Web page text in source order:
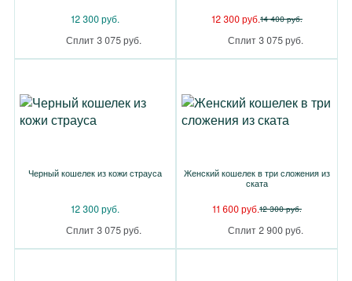
12 300 руб.
Сплит 3 075 руб.
12 300 руб.14 400 руб.
Сплит 3 075 руб.
Черный кошелек из кожи страуса
12 300 руб.
Сплит 3 075 руб.
Женский кошелек в три сложения из
ската
11 600 руб.12 300 руб.
Сплит 2 900 руб.